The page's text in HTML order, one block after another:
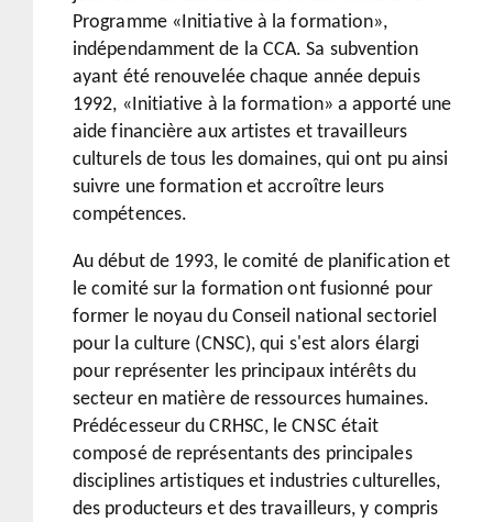
Programme «Initiative à la formation»,
indépendamment de la CCA. Sa subvention
ayant été renouvelée chaque année depuis
1992, «Initiative à la formation» a apporté une
aide financière aux artistes et travailleurs
culturels de tous les domaines, qui ont pu ainsi
suivre une formation et accroître leurs
compétences.
Au début de 1993, le comité de planification et
le comité sur la formation ont fusionné pour
former le noyau du Conseil national sectoriel
pour la culture (CNSC), qui s'est alors élargi
pour représenter les principaux intérêts du
secteur en matière de ressources humaines.
Prédécesseur du CRHSC, le CNSC était
composé de représentants des principales
disciplines artistiques et industries culturelles,
des producteurs et des travailleurs, y compris